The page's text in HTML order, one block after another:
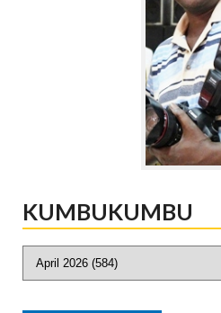
KUMBUKUMBU